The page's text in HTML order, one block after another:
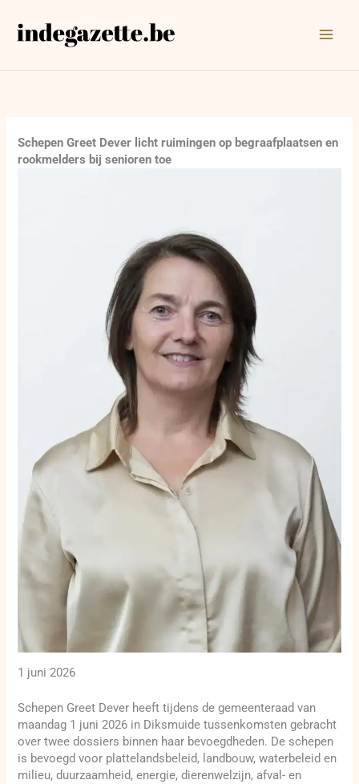
naar
Schepen Greet Dever licht ruimingen op begraafplaatsen en
rookmelders bij senioren toe
1 juni 2026
Schepen Greet Dever heeft tijdens de gemeenteraad van
maandag 1 juni 2026 in Diksmuide tussenkomsten gebracht
over twee dossiers binnen haar bevoegdheden. De schepen
is bevoegd voor plattelandsbeleid, landbouw, waterbeleid en
milieu, duurzaamheid, energie, dierenwelzijn, afval- en